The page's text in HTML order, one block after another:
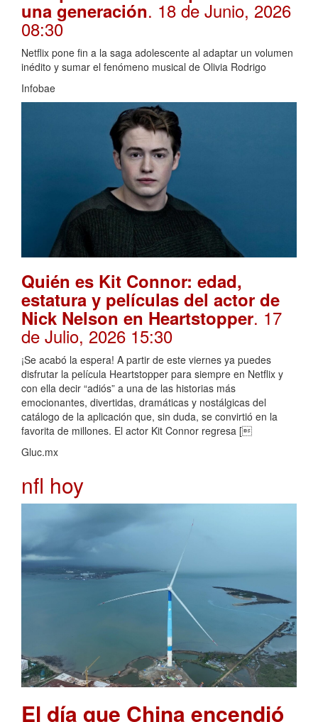
una generación. 18 de Junio, 2026
08:30
Netflix pone fin a la saga adolescente al adaptar un volumen
inédito y sumar el fenómeno musical de Olivia Rodrigo
Infobae
Quién es Kit Connor: edad,
estatura y películas del actor de
Nick Nelson en Heartstopper. 17
de Julio, 2026 15:30
¡Se acabó la espera! A partir de este viernes ya puedes
disfrutar la película Heartstopper para siempre en Netflix y
con ella decir “adiós” a una de las historias más
emocionantes, divertidas, dramáticas y nostálgicas del
catálogo de la aplicación que, sin duda, se convirtió en la
favorita de millones. El actor Kit Connor regresa [
Gluc.mx
nfl hoy
El día que China encendió